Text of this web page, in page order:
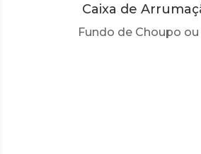
Caixa de
Fundo de Choupo